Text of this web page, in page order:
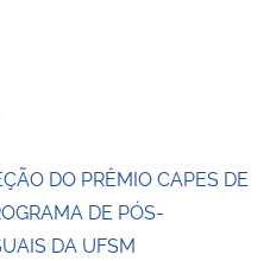
DO PRÊMIO CAPES DE
DE PÓS-
DA UFSM